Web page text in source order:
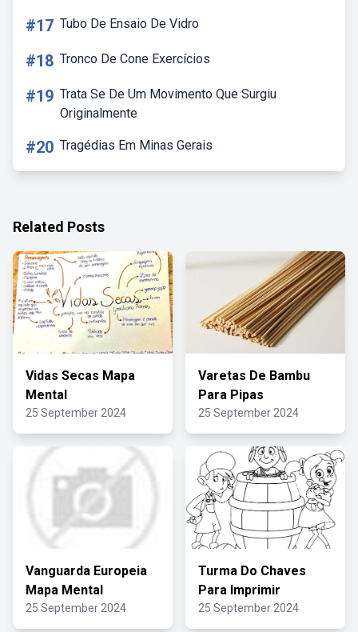
#17 Tubo De Ensaio De Vidro
#18 Tronco De Cone Exercícios
#19 Trata Se De Um Movimento Que Surgiu
Originalmente
#20 Tragédias Em Minas Gerais
Related Posts
Vidas Secas Mapa
Mental
25 September 2024
Varetas De Bambu
Para Pipas
25 September 2024
Vanguarda Europeia
Mapa Mental
25 September 2024
Turma Do Chaves
Para Imprimir
25 September 2024